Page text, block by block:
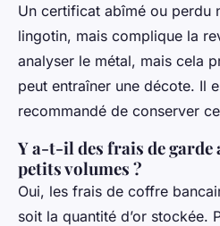
Un certificat abîmé ou perdu
lingotin, mais complique la
analyser le métal, mais cela
peut entraîner une décote. Il
recommandé de conserver
Y a-t-il des frais de garde
petits volumes ?
Oui, les frais de coffre
soit la quantité d’or stockée.